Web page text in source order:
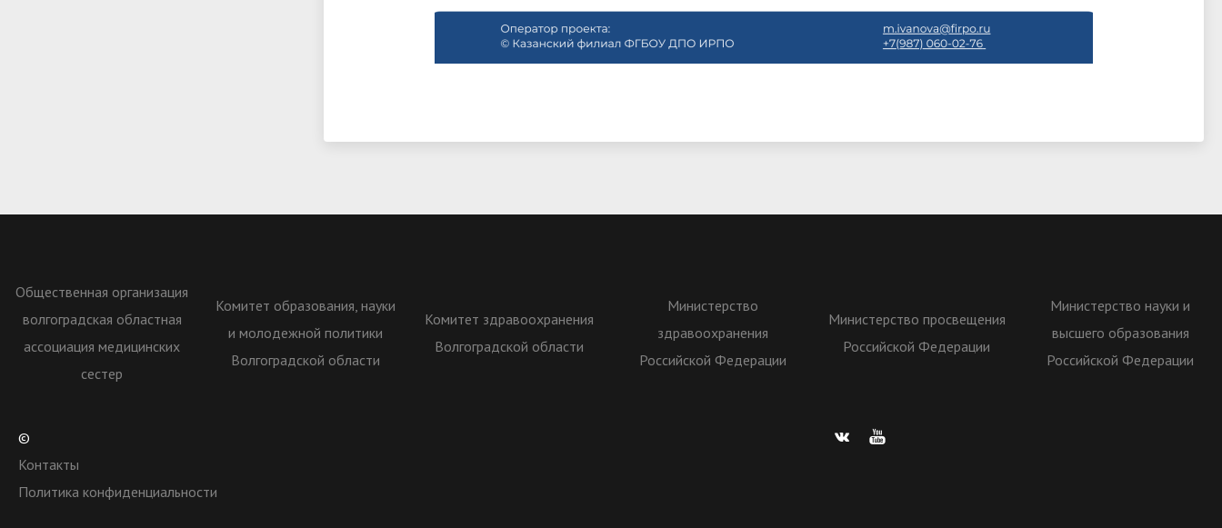
Общественная организация
волгоградская областная
ассоциация медицинских
сестер
Комитет образования, науки
и молодежной политики
Волгоградской области
Комитет здравоохранения
Волгоградской области
Министерство
здравоохранения
Российской Федерации
Министерство просвещения
Российской Федерации
Министерство науки и
высшего образования
Российской Федерации
©
Контакты
Политика конфиденциальности